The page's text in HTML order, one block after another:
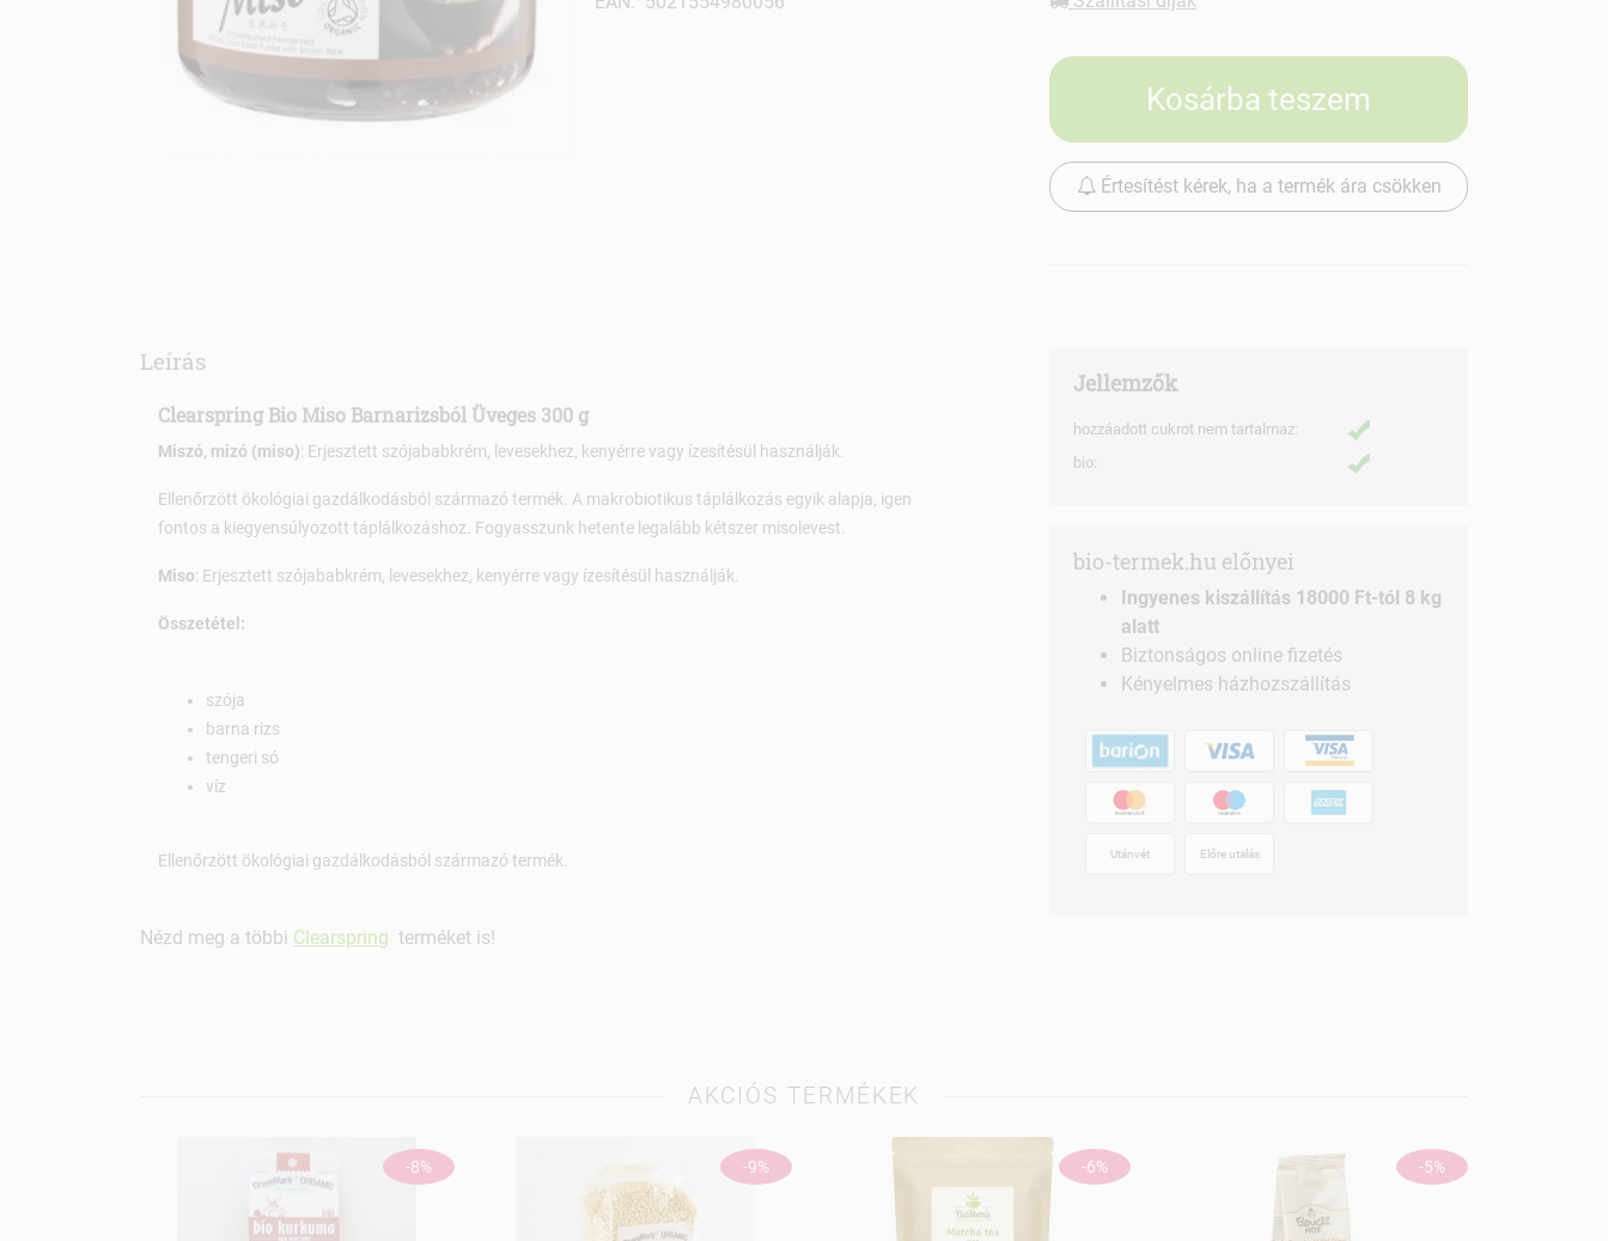
Kosárba teszem
Értesítést kérek, ha a termék ára csökken
Leírás
Clearspring Bio Miso Barnarizsból Üveges 300 g
Miszó, mizó (miso): Erjesztett szójababkrém, levesekhez, kenyérre vagy ízesítésül használják.
Ellenőrzött ökológiai gazdálkodásból származó termék. A makrobiotikus táplálkozás egyik alapja, igen
fontos a kiegyensúlyozott táplálkozáshoz. Fogyasszunk hetente legalább kétszer misolevest.
Miso: Erjesztett szójababkrém, levesekhez, kenyérre vagy ízesítésül használják.
Összetétel:
szója
barna rizs
tengeri só
víz
Ellenőrzött ökológiai gazdálkodásból származó termék.
Nézd meg a többi Clearspring terméket is!
Jellemzők
hozzáadott cukrot nem tartalmaz:
bio:
bio-termek.hu előnyei
Ingyenes kiszállítás 18000 Ft-tól 8 kg
alatt
Biztonságos online fizetés
Kényelmes házhozszállítás
Utánvét Előre utalás
AKCIÓS TERMÉKEK
-8% -9% -6% -5%